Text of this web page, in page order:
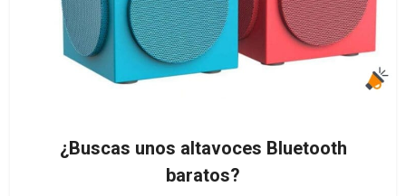
¿Buscas unos altavoces Bluetooth
baratos?